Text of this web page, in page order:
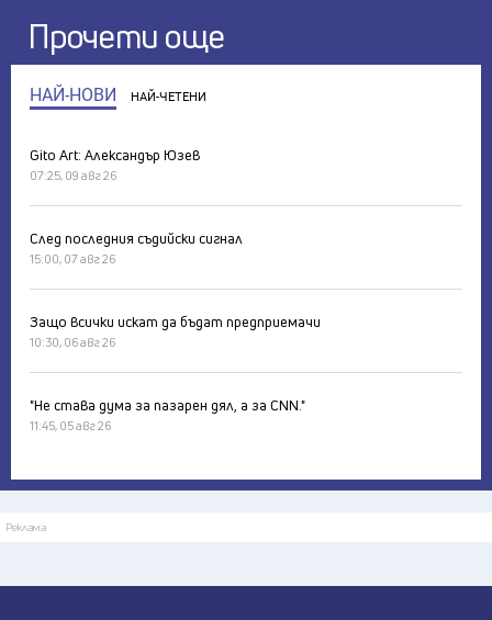
Прочети още
НАЙ-НОВИ НАЙ-ЧЕТЕНИ
Gito Art: Александър Юзев
07:25, 09 авг 26
След последния съдийски сигнал
15:00, 07 авг 26
Защо всички искат да бъдат предприемачи
10:30, 06 авг 26
"Не става дума за пазарен дял, а за CNN."
11:45, 05 авг 26
Реклама